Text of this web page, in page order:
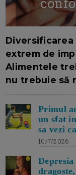
extrem de
Alimentele
nu trebuie să
Primul
un sfat
sa vezi
10/7/2026